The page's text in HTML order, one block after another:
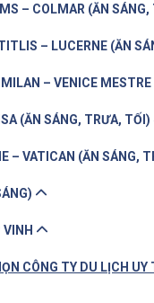
– COLMAR (ĂN
– LUCERNE (ĂN
MILAN – VENICE
(ĂN SÁNG, TRƯA, TỐI)
– VATICAN (ĂN SÁNG,
CÔNG TY DU LỊCH